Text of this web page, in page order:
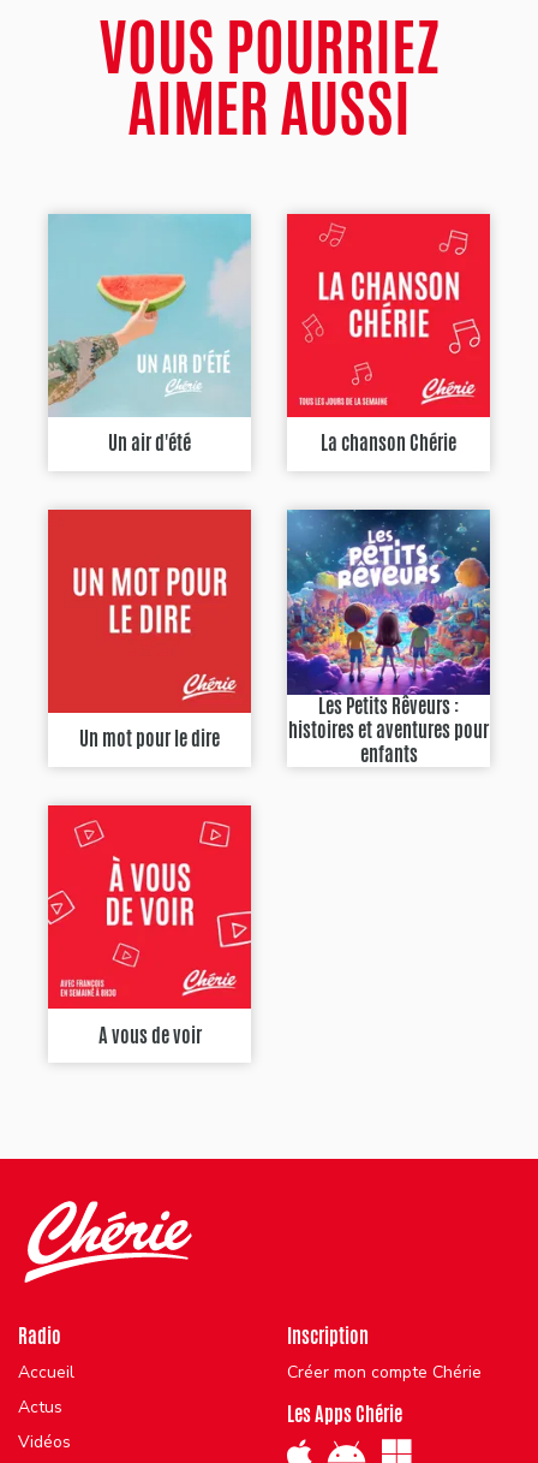
VOUS POURRIEZ
AIMER AUSSI
Un air d'été La chanson Chérie
Un mot pour le dire
Les Petits Rêveurs :
histoires et aventures pour
enfants
A vous de voir
Radio
Accueil
Actus
Vidéos
Inscription
Créer mon compte Chérie
Les Apps Chérie